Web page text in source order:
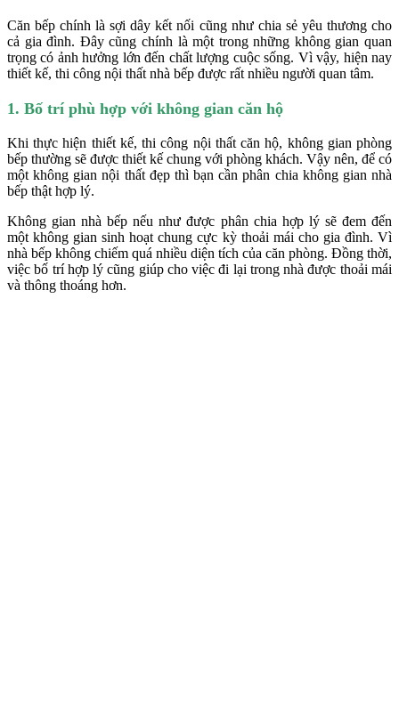
Căn bếp chính là sợi dây kết nối cũng như chia sẻ yêu thương cho
cả gia đình. Đây cũng chính là một trong những không gian quan
trọng có ảnh hưởng lớn đến chất lượng cuộc sống. Vì vậy, hiện nay
thiết kế, thi công nội thất nhà bếp được rất nhiều người quan tâm.
1. Bố trí phù hợp với không gian căn hộ
Khi thực hiện thiết kế, thi công nội thất căn hộ, không gian phòng
bếp thường sẽ được thiết kế chung với phòng khách. Vậy nên, để có
một không gian nội thất đẹp thì bạn cần phân chia không gian nhà
bếp thật hợp lý.
Không gian nhà bếp nếu như được phân chia hợp lý sẽ đem đến
một không gian sinh hoạt chung cực kỳ thoải mái cho gia đình. Vì
nhà bếp không chiếm quá nhiều diện tích của căn phòng. Đồng thời,
việc bố trí hợp lý cũng giúp cho việc đi lại trong nhà được thoải mái
và thông thoáng hơn.